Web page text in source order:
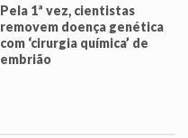
Pela 1ª vez, cientistas
removem doença genética
com ‘cirurgia química’ de
embrião